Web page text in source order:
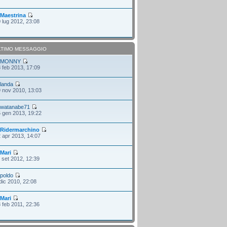
Maestrina
lug 2012, 23:08
MESSAGGIO
MONNY
feb 2013, 17:09
landa
nov 2010, 13:03
watanabe71
gen 2013, 19:22
Ridermarchino
apr 2013, 14:07
Mari
set 2012, 12:39
poldo
2010, 22:08
Mari
feb 2011, 22:36